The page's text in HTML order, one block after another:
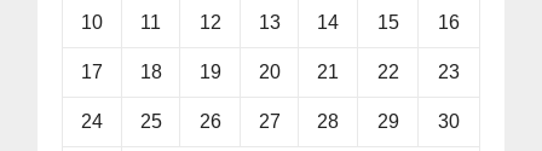
10 11 12 13 14 15 16
17 18 19 20 21 22 23
24 25 26 27 28 29 30